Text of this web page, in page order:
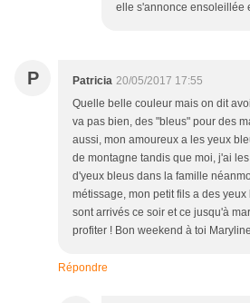
elle s'annonce ensoleillée
P Patricia 20/05/2017 17:55
Quelle belle couleur mais on dit
va pas bien, des "bleus" pour des
aussi, mon amoureux a les yeux
de montagne tandis que moi, j'ai
d'yeux bleus dans la famille
métissage, mon petit fils a des
sont arrivés ce soir et ce jusqu'à
profiter ! Bon weekend à toi
Répondre